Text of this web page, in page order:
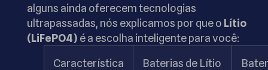
alguns ainda oferecem tecnologias
ultrapassadas, nós explicamos por que o Lítio
(LiFePO4) é a escolha inteligente para você:
Característica
Baterias de Lítio